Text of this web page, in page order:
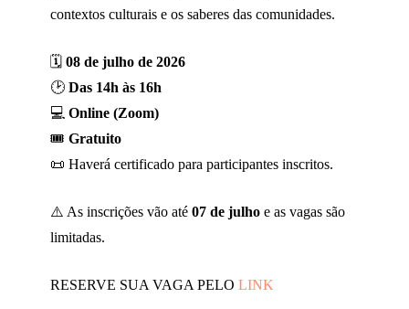
contextos culturais e os saberes das comunidades.
🗓 08 de julho de 2026
🕑 Das 14h às 16h
💻 Online (Zoom)
🎟 Gratuito
📜 Haverá certificado para participantes inscritos.
⚠️ As inscrições vão até 07 de julho e as vagas são
limitadas.
RESERVE SUA VAGA PELO LINK